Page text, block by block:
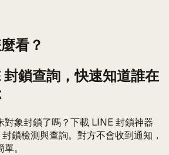
看？
封鎖查詢，快速知道誰在
對象封鎖了嗎？下載 LINE 封鎖神器
鎖檢測與查詢。對方不會收到通知，
。